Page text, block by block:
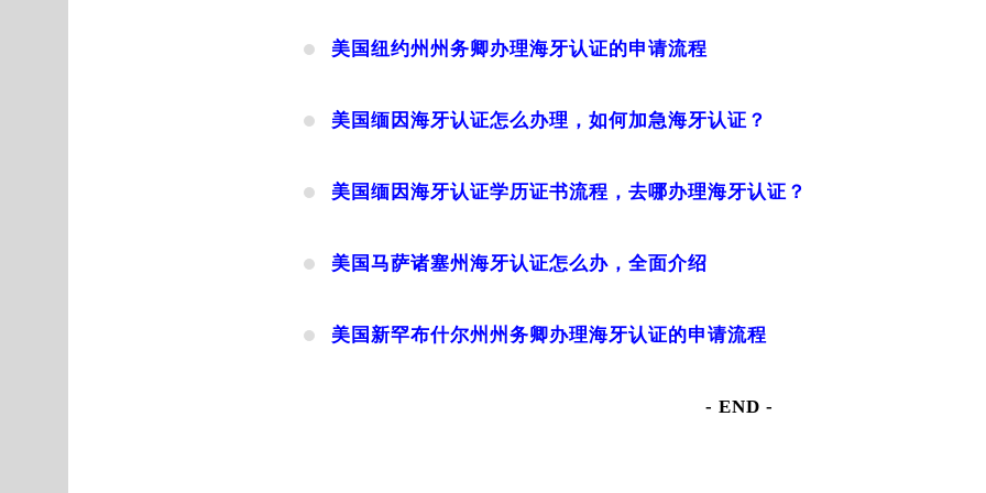
美国纽约州州务卿办理海牙认证的申请流程
美国缅因海牙认证怎么办理，如何加急海牙认证？
美国缅因海牙认证学历证书流程，去哪办理海牙认证？
美国马萨诸塞州海牙认证怎么办，全面介绍
美国新罕布什尔州州务卿办理海牙认证的申请流程
- END -